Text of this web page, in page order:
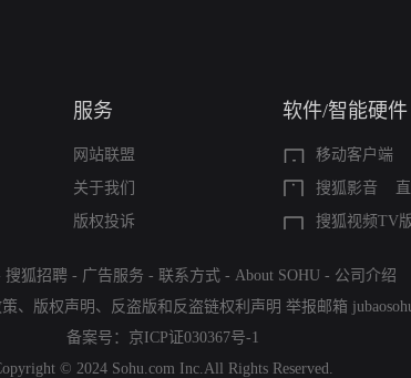
服务
网站联盟
关于我们
版权投诉
软件/智能硬件
移动客户端
搜狐影音
搜狐视频TV
搜狐招聘 - 广告服务 - 联系方式 - About SOHU - 公司介绍
、 版权声明 、 反盗版和反盗链权利声明 举报邮箱
备案号： 京ICP证030367号-1
© 2024 Sohu.com Inc.All Rights Reserved.